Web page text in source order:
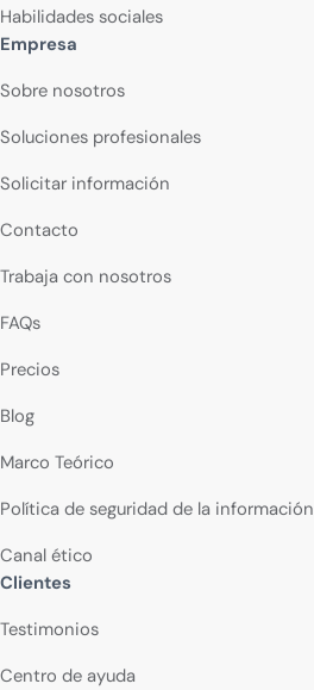
Habilidades sociales
Empresa
Sobre nosotros
Soluciones profesionales
Solicitar información
Contacto
Trabaja con nosotros
FAQs
Precios
Blog
Marco Teórico
Política de seguridad de la información
Canal ético
Clientes
Testimonios
Centro de ayuda